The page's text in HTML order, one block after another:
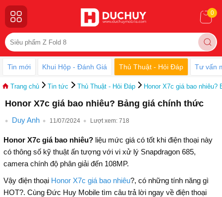
0
Tin mới Khui Hộp - Đánh Giá Thủ Thuật - Hỏi Đáp Tư vấn
Trang chủ Tin tức Thủ Thuật - Hỏi Đáp Honor X7c giá bao nhiêu?
Honor X7c giá bao nhiêu? Bảng giá chính thức
Duy Anh 11/07/2024 Lượt xem: 718
Honor X7c giá bao nhiêu?liệu mức giá có tốt khi điện thoại này
có thông số kỹ thuật ấn tượng với vi xử lý Snapdragon 685,
camera chính độ phân giải đến 108MP.
Vậy điện thoại Honor X7c giá bao nhiêu?, có những tính năng gì
HOT?. Cùng Đức Huy Mobile tìm câu trả lời ngay về điện thoại